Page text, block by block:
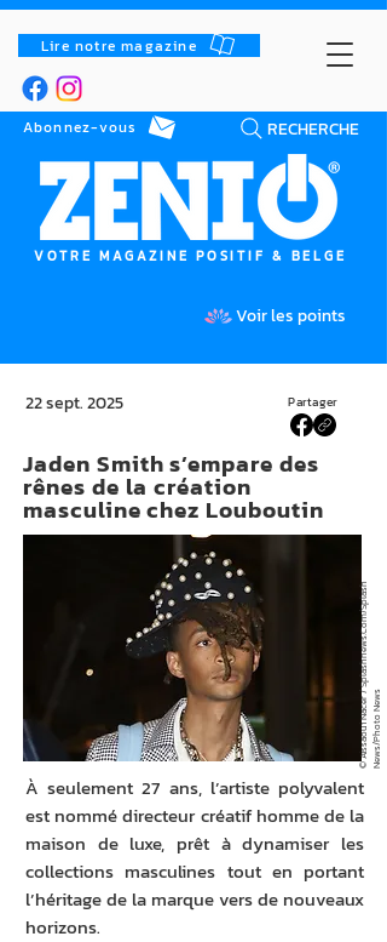
Lire notre magazine
RECHERCHE
Abonnez-vous
VOTRE MAGAZINE POSITIF & BELGE
Voir les points
Partager
22 sept. 2025
Jaden Smith s’empare des
rênes de la création
masculine chez Louboutin
©
Ai
s
s
a
o
ui
N
a
c
e
r/
S
pl
a
s
h
n
e
w
s.
C
o
m
/
S
pl
a
s
h
N
e
w
s
/
P
h
o
t
o
N
e
ws
À seulement 27 ans, l’artiste polyvalent
est nommé directeur créatif homme de la
maison de luxe, prêt à dynamiser les
collections masculines tout en portant
l’héritage de la marque vers de nouveaux
horizons.